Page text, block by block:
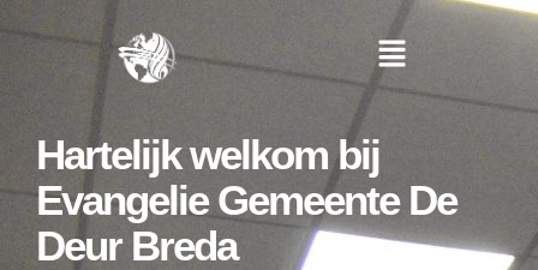
Hartelijk welkom bij
Evangelie Gemeente De
Deur Breda